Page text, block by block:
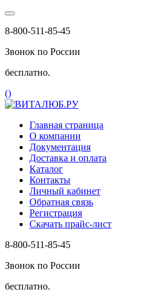
8-800-511-85-45
Звонок по России
бесплатно.
()
Главная страница
О компании
Документация
Доставка и оплата
Каталог
Контакты
Личный кабинет
Обратная связь
Регистрация
Скачать прайс-лист
8-800-511-85-45
Звонок по России
бесплатно.